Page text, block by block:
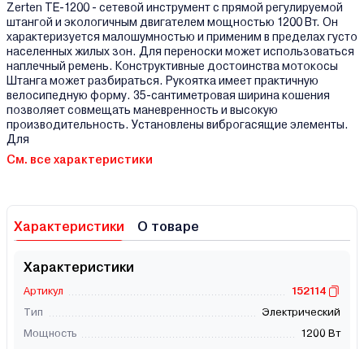
Zerten TE-1200 - сетевой инструмент с прямой регулируемой
штангой и экологичным двигателем мощностью 1200 Вт. Он
характеризуется малошумностью и применим в пределах густо
населенных жилых зон. Для переноски может использоваться
наплечный ремень. Конструктивные достоинства мотокосы
Штанга может разбираться. Рукоятка имеет практичную
велосипедную форму. 35-сантиметровая ширина кошения
позволяет совмещать маневренность и высокую
производительность. Установлены виброгасящие элементы.
Для
См. все характеристики
Характеристики О товаре
Характеристики
Артикул
152114
Тип
Электрический
Мощность
1200 Вт